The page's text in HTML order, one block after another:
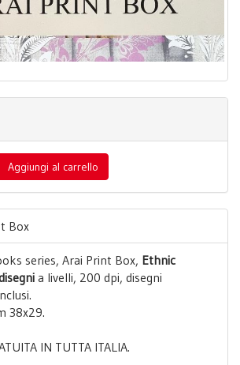
Aggiungi al carrello
Box
series, Arai Print Box, Ethnic
a livelli, 200 dpi, disegni
38x29.
IN TUTTA ITALIA.